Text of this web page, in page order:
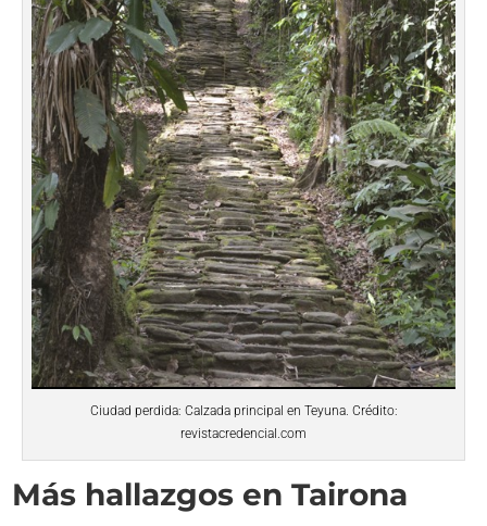
Ciudad perdida: Calzada principal en Teyuna. Crédito:
revistacredencial.com
Más hallazgos en Tairona